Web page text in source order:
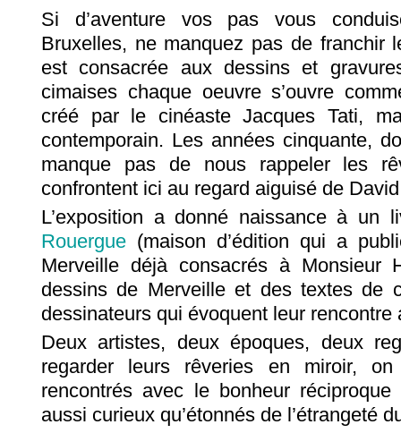
Si d’aventure vos pas vous
Bruxelles, ne manquez pas de franchir
est consacrée aux dessins et
cimaises chaque oeuvre s’ouvre
créé par le cinéaste Jacques Tati,
contemporain. Les années cinquante,
manque pas de nous rappeler les
confrontent ici au regard aiguisé de
L’exposition a donné naissance à un
Rouergue (maison d’édition qui a
Merveille déjà consacrés à Monsieur
dessins de Merveille et des textes de
dessinateurs qui évoquent leur rencontre
Deux artistes, deux époques, deux
regarder leurs rêveries en miroir,
rencontrés avec le bonheur
aussi curieux qu’étonnés de l’étrangeté